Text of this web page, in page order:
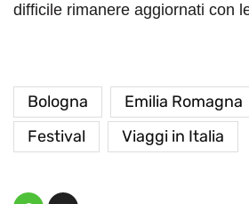
difficile rimanere aggiornati con
Bologna Emilia Romagna
Festival
Viaggi in Italia